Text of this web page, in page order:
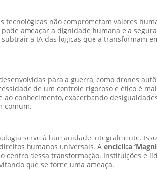
não comprometam valores
ameaçar a dignidade humana e a
subtrair a IA das lógicas que a transformam
para a guerra, como drones
de um controle rigoroso e ético é
conhecimento, exacerbando
comum.
serve à humanidade integralmente.
humanos universais. Aencíclica
centro dessa transformação. Instituições e
que se torne uma ameaça.